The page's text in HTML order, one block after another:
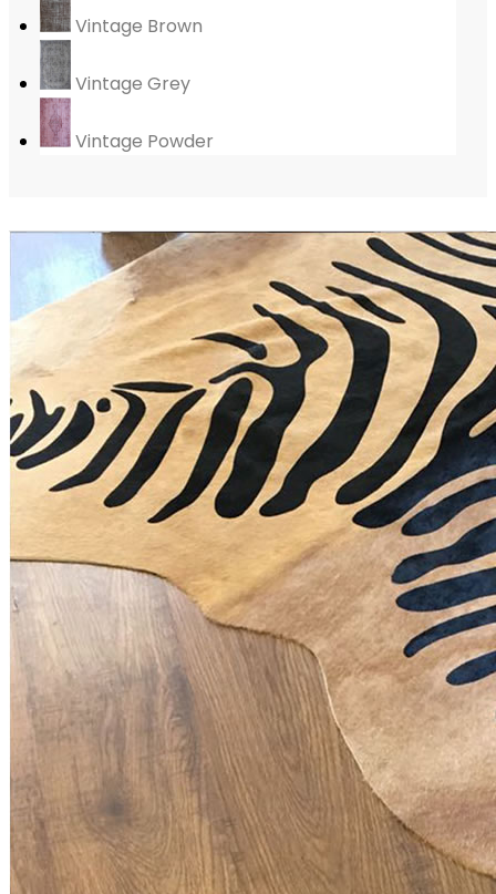
Vintage Brown
Vintage Grey
Vintage Powder